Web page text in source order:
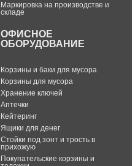
Маркировка на производстве и
складе
ОФИСНОЕ
ОБОРУДОВАНИЕ
Корзины и баки для мусора
Корзины для мусора
Хранение ключей
Аптечки
Кейтеринг
Ящики для денег
Стойки под зонт и трость в
прихожую
Покупательские корзины и